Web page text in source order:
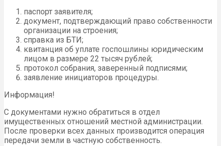
паспорт заявителя;
документ, подтверждающий право собственности
организации на строения;
справка из БТИ;
квитанция об уплате госпошлины юридическим
лицом в размере 22 тысяч рублей;
протокол собрания, заверенный подписями;
заявление инициаторов процедуры.
Информация!
С документами нужно обратиться в отдел
имущественных отношений местной администрации.
После проверки всех данных производится операция
передачи земли в частную собственность.